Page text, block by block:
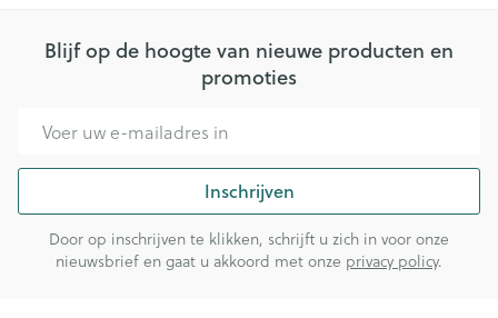
Blijf op de hoogte van nieuwe producten en
promoties
Inschrijven
Door op inschrijven te klikken, schrijft u zich in voor onze
nieuwsbrief en gaat u akkoord met onze privacy policy.